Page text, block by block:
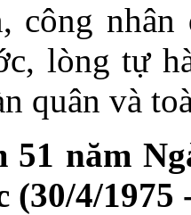
công
lòng tự
quân và
51 năm
4/1975